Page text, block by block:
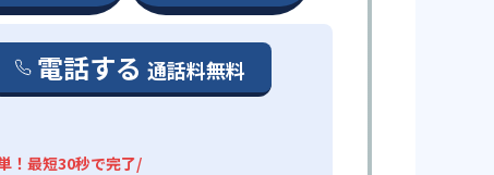
電話する 通話料無料
！最短30秒で完了/